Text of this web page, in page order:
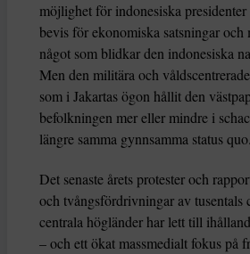
möjlighet för indonesiska presidenter
bevis för ekonomiska satsningar
något som blidkar den indonesiska
Men den militära och
som i Jakartas ögon hållit den
befolkningen mer eller mindre i
längre samma gynnsamma status quo.
Det senaste årets protester och
och tvångsfördrivningar av tusentals
centrala högländer har lett till
– och ett ökat massmedialt fokus på